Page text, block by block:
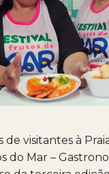
de visitantes à
do Mar –